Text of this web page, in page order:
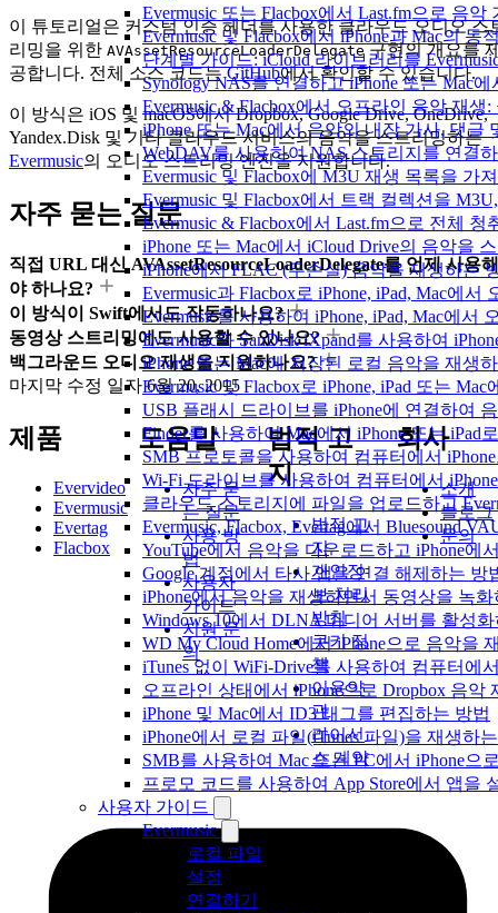
Evermusic 또는 Flacbox에서 Last.fm으로 음
Evermusic 및 Flacbox에서 iPhone과 Mac의
단계별 가이드: iCloud 라이브러리를
Synology NAS를 연결하고 iPhone 또는 Mac
Evermusic & Flacbox에서 오프라인 음악 재
iPhone 또는 Mac에서 음악의 내장 가사, 댓글
WebDAV를 사용하여 NAS 스토리지를 연결
Evermusic 및 Flacbox에 M3U 재생 목록을 가
Evermusic 및 Flacbox에서 트랙 컬렉션을
Evermusic & Flacbox에서 Last.fm으로 전체 청
iPhone 또는 Mac에서 iCloud Drive의 음악을
iPhone에서 FLAC (무손실) 음악을 재생하는
Evermusic과 Flacbox로 iPhone, iPad, Mac에
Evermusic를 사용하여 iPhone, iPad, Mac에서
Evermusic와 SanDisk iXpand를 사용하여
iPhone 또는 Mac에 저장된 로컬 음악을 재생
Evermusic 및 Flacbox로 iPhone, iPad 또는
USB 플래시 드라이브를 iPhone에 연결하여
Finder를 사용하여 Mac에서 iPhone 또는 iPad
SMB 프로토콜을 사용하여 컴퓨터에서
Wi-Fi 드라이브를 사용하여 컴퓨터에서
클라우드 스토리지에 파일을 업로드하고
Evermusic, Flacbox, Evertag에서 Bluesound
YouTube에서 음악을 다운로드하고 iPhone에
Google 계정에서 타사 앱을 연결 해제하는 방
iPhone에서 음악을 재생하면서 동영상을 녹
Windows 10에서 DLNA 미디어 서버를 활성
WD My Cloud Home에서 iPhone으로 음악을
iTunes 없이 WiFi-Drive를 사용하여 컴퓨터에
오프라인 상태에서 iPhone으로 Dropbox 음악
iPhone 및 Mac에서 ID3 태그를 편집하는 방법
iPhone에서 로컬 파일(iTunes 파일)을 재생하
SMB를 사용하여 Mac 또는 PC에서 iPhone으
프로모 코드를 사용하여 App Store에서 앱을
사용자 가이드
Evermusic
로컬 파일
설정
연결하기
이 튜토리얼은 커스텀 인증 헤더를 사용한 클라우드 오디오 스
리밍을 위한 AVAssetResourceLoaderDelegate구현의 개요를
공합니다. 전체 소스 코드는GitHub에서 확인할 수 있습니다.
이 방식은 iOS 및 macOS에서 Dropbox, Google Drive, OneDrive,
Yandex.Disk 및 기타 클라우드 서비스의 음악을 스트리밍하는
Evermusic의 오디오 스트리밍 엔진을 지원합니다.
자주 묻는 질문
직접 URL 대신 AVAssetResourceLoaderDelegate를 언제 사용해
야 하나요?
이 방식이 Swift에서도 작동하나요?
동영상 스트리밍에도 사용할 수 있나요?
백그라운드 오디오 재생을 지원하나요?
마지막 수정 일자6월 20, 2015
제품
Evervideo
Evermusic
Evertag
Flacbox
도움말
자주 묻
는 질문
사용 방
법
사용자
가이드
지원 문
의
법적 고
지
법적 고
지
개인정
보 처리
방침
쿠키 정
책
이용약
관
라이선
스 계약
회사
소개
블로그
문의